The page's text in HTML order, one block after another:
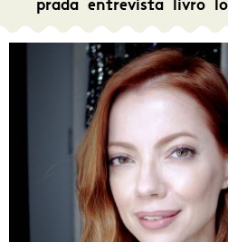
prada entrevista livro